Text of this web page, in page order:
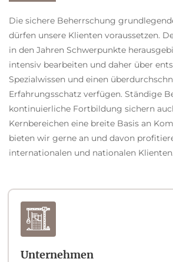
Die sichere Beherrschung
dürfen unsere Klienten voraussetzen.
in den Jahren Schwerpunkte
intensiv bearbeiten und daher über
Spezialwissen und einen
Erfahrungsschatz verfügen. Ständige
kontinuierliche Fortbildung sichern
Kernbereichen eine breite Basis an
bieten wir gerne an und davon
internationalen und nationalen Klienten.
Unternehmen